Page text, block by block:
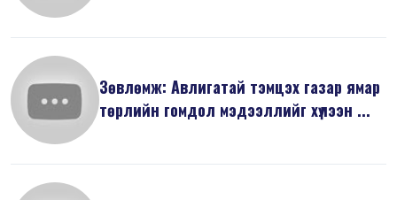
Зөвлөмж: Авлигатай тэмцэх газар ямар
төрлийн гомдол мэдээллийг хүлээн ...